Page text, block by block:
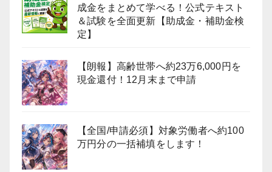
成金をまとめて学べる！公式テキスト
＆試験を全面更新【助成金・補助金検
定】
【朗報】高齢世帯へ約23万6,000円を
現金還付！12月末まで申請
【全国/申請必須】対象労働者へ約100
万円分の一括補填をします！